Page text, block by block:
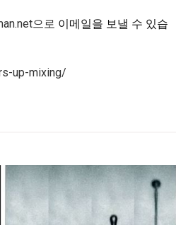
으로 이메일을 보낼 수 있습
up-mixing/